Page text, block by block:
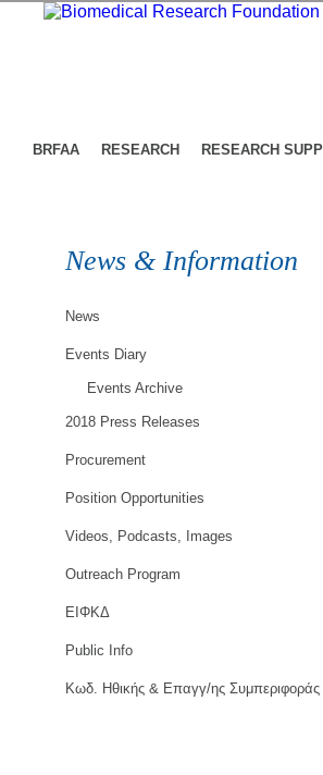
BRFAA RESEARCH RESEARCH
News & Information
News
Events Diary
Events Archive
2018 Press Releases
Procurement
Position Opportunities
Videos, Podcasts, Images
Outreach Program
ΕΙΦΚΔ
Public Info
Κωδ. Ηθικής & Επαγγ/ης Συμπεριφοράς